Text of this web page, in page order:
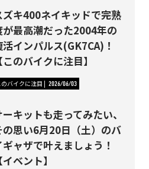
ズキ400ネイキッドで完熟
が最高潮だった2004年の
活インパルス(GK7CA)！
【このバイクに注目】
のバイクに注目 2026/06/03
キットも走ってみたい、
の思い6月20日（土）のバ
ギャザで叶えましょう！
【イベント】